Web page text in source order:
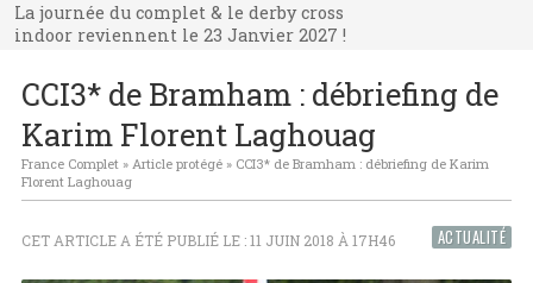
La journée du complet & le derby cross
indoor reviennent le 23 Janvier 2027 !
indoor reviennent le 23 Janvier 2027 !
CCI3* de Bramham : débriefing de
Karim Florent Laghouag
France Complet» Article protégé» CCI3* de Bramham : débriefing de Karim
Florent Laghouag
ACTUALITÉ
CET ARTICLE A ÉTÉ PUBLIÉ LE : 11 JUIN 2018 À 17H46